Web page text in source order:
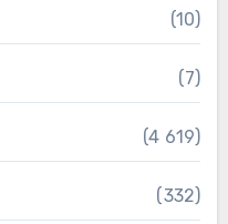
(10)
(7)
(4 619)
(332)